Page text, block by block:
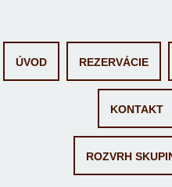
Skip to content
ÚVOD
REZERVÁCIE
KONTAKT
ROZVRH